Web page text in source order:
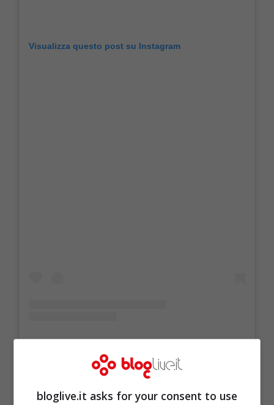
Visualizza questo post su Instagram
Un post condiviso da 𝗩𝗘𝗥𝗚𝗢 (@v3rgo)
bloglive.it asks for your consent to use